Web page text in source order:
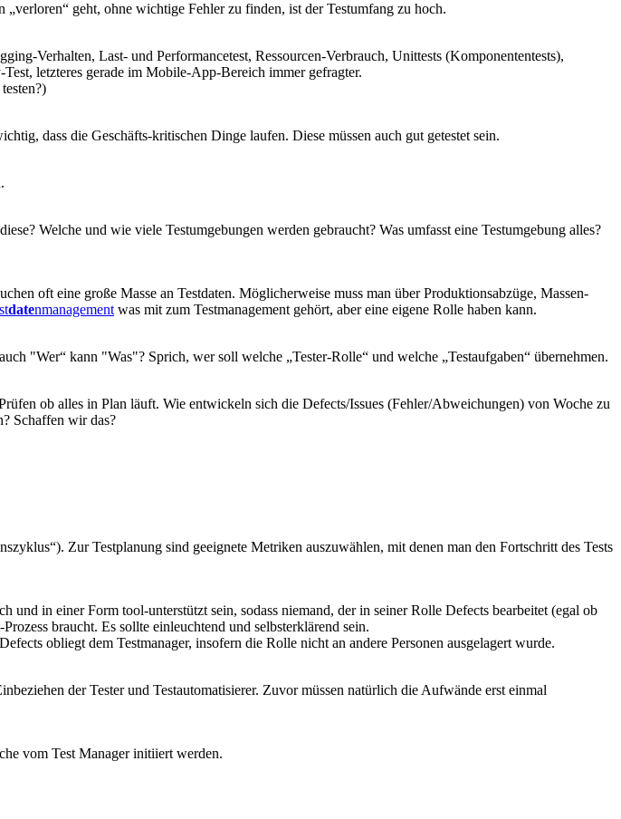
geht, ohne wichtige Fehler zu finden, ist der Testumfang zu hoch.
Verhalten, Last- und Performancetest, Ressourcen-Verbrauch, Unittests (Komponententests),
letzteres gerade im Mobile-App-Bereich immer gefragter.
dass die Geschäfts-kritischen Dinge laufen. Diese müssen auch gut getestet sein.
Welche und wie viele Testumgebungen werden gebraucht? Was umfasst eine Testumgebung alles?
oft eine große Masse an Testdaten. Möglicherweise muss man über Produktionsabzüge, Massen-
datenmanagement was mit zum Testmanagement gehört, aber eine eigene Rolle haben kann.
"Wer“ kann "Was"? Sprich, wer soll welche „Tester-Rolle“ und welche „Testaufgaben“ übernehmen.
ob alles in Plan läuft. Wie entwickeln sich die Defects/Issues (Fehler/Abweichungen) von Woche zu
Schaffen wir das?
Zur Testplanung sind geeignete Metriken auszuwählen, mit denen man den Fortschritt des Tests
in einer Form tool-unterstützt sein, sodass niemand, der in seiner Rolle Defects bearbeitet (egal ob
braucht. Es sollte einleuchtend und selbsterklärend sein.
obliegt dem Testmanager, insofern die Rolle nicht an andere Personen ausgelagert wurde.
der Tester und Testautomatisierer. Zuvor müssen natürlich die Aufwände erst einmal
vom Test Manager initiiert werden.